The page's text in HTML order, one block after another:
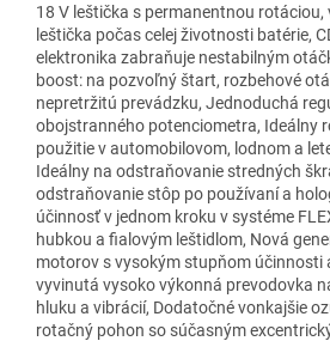
18 V leštička s permanentnou
leštička počas celej životnosti batérie,
elektronika zabraňuje nestabilným
boost: na pozvoľný štart, rozbehové
nepretržitú prevádzku, Jednoduchá
obojstranného potenciometra, Ideálny
použitie v automobilovom, lodnom a
Ideálny na odstraňovanie stredných
odstraňovanie stôp po používaní a
účinnosť v jednom kroku v systéme
hubkou a fialovým leštidlom, Nová
motorov s vysokým stupňom účinnosti
vyvinutá vysoko výkonná prevodovka
hluku a vibrácií, Dodatočné vonkajšie
rotačný pohon so súčasným